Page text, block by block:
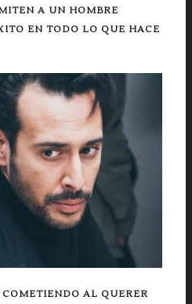
A UN HOMBRE
EN TODO LO QUE HACE
COMETIENDO AL QUERER